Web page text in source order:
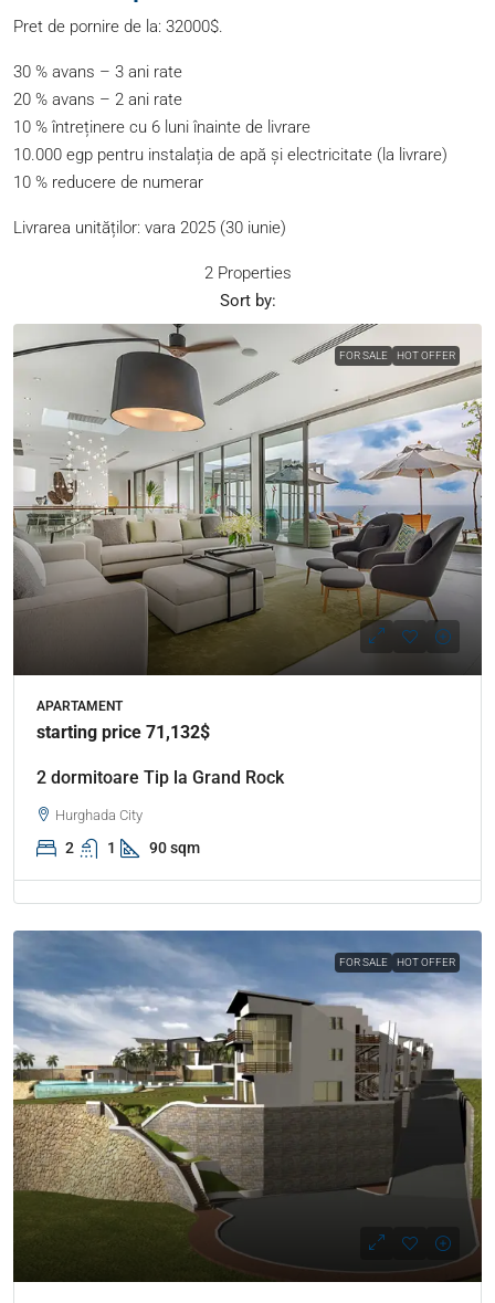
Pret de pornire de la: 32000$.
30 % avans – 3 ani rate
20 % avans – 2 ani rate
10 % întreținere cu 6 luni înainte de livrare
10.000 egp pentru instalația de apă și electricitate (la livrare)
10 % reducere de numerar
Livrarea unităților: vara 2025 (30 iunie)
2 Properties
Sort by:
FOR SALE HOT OFFER
APARTAMENT
starting price 71,132$
2 dormitoare Tip la Grand Rock
Hurghada City
2 1 90 sqm
FOR SALE HOT OFFER